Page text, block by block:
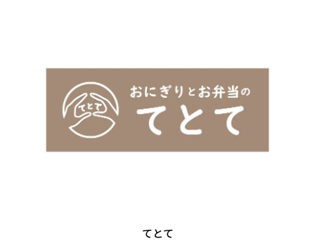
てとて